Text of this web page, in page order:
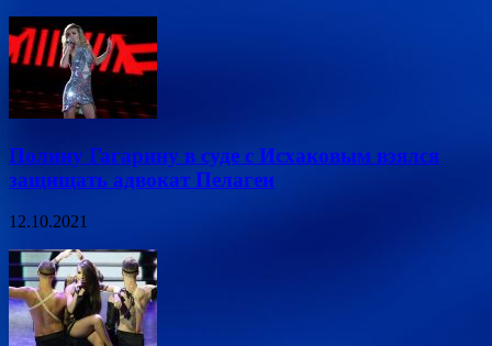
Полину Гагарину в суде с Исхаковым взялся
защищать адвокат Пелагеи
12.10.2021